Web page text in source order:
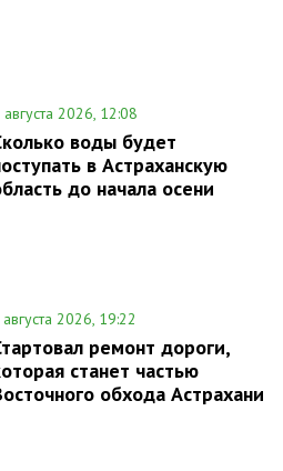
2026, 12:08
воды будет
в Астраханскую
до начала осени
августа 2026, 19:22
ремонт дороги,
станет частью
обхода Астрахани